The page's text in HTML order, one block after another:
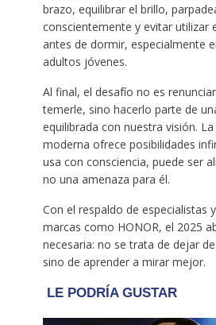
brazo, equilibrar el brillo,
conscientemente y evitar utilizar
antes de dormir, especialmente
adultos jóvenes.
Al final, el desafío no es
temerle, sino hacerlo parte de
equilibrada con nuestra visión.
moderna ofrece posibilidades
usa con consciencia, puede ser
no una amenaza para él.
Con el respaldo de especialistas
marcas como HONOR, el 2025
necesaria: no se trata de dejar
sino de aprender a mirar mejor.